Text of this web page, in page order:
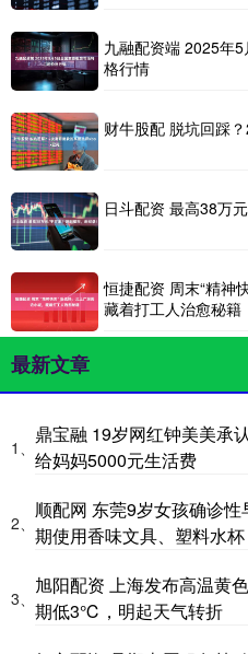
九融配资端 2025年
格行情
财牛股配 脱坑回踩
日斗配资 最高38万
恒捷配资 周末“精神
藏着打工人治愈秘籍
最新文章
1、
鼎宝融 19岁网红钟美美承
给妈妈5000元生活费
2、
顺配网 东莞9岁女孩确诊
期使用香味文具、塑料水杯
3、
旭阳配资 上海发布高温黄
期低3℃，明起天气转折